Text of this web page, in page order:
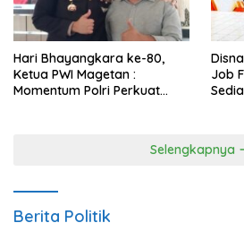
Hari Bhayangkara ke-80,
Ketua PWI Magetan :
Momentum Polri Perkuat
Job
Selengkapnya
Berita Politik